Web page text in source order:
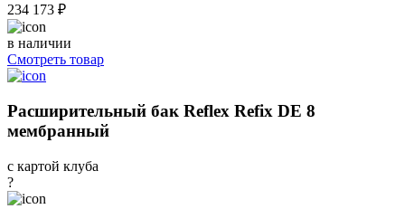
234 173 ₽
в наличии
Смотреть товар
Расширительный бак Reflex Refix DE 8
мембранный
с картой клуба
?